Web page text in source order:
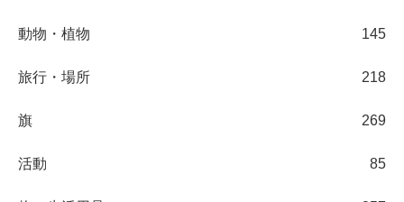
動物・植物 145
旅行・場所 218
旗 269
活動 85